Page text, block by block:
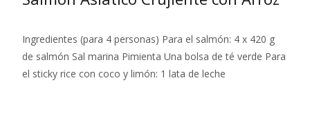
Ingredientes (para 4 personas) Para el salmón: 4 x 420 g
de salmón Sal marina Pimienta Una bolsa de té verde Para
el sticky rice con coco y limón: 1 lata de leche